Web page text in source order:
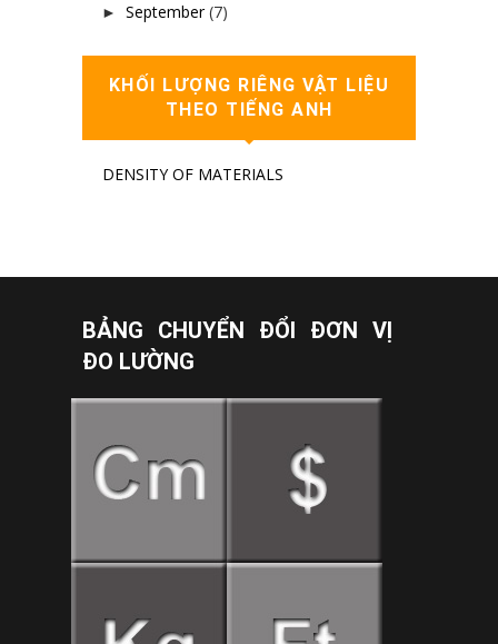
► September (7)
KHỐI LƯỢNG RIÊNG VẬT LIỆU
THEO TIẾNG ANH
DENSITY OF MATERIALS
BẢNG CHUYỂN ĐỔI ĐƠN VỊ
ĐO LƯỜNG